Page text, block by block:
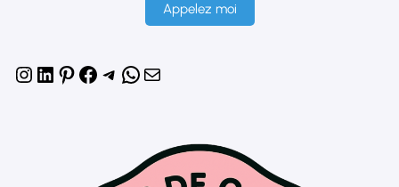
Appelez moi